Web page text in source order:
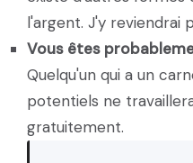
l'argent. J'y reviendrai
Vous êtes
Quelqu'un qui a un
potentiels ne
gratuitement.